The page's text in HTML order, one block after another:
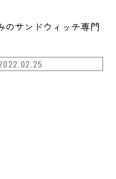
のサンドウィッチ専門